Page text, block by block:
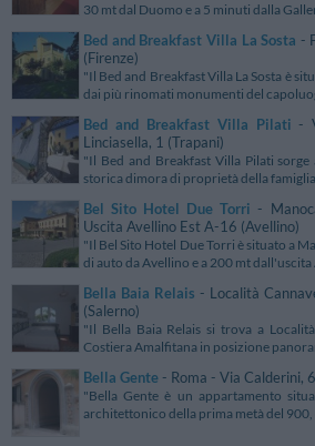
30 mt dal Duomo e a 5 minuti dalla
Bed and Breakfast Villa La Sosta -
(Firenze)
"Il Bed and Breakfast Villa La Sosta è
dai più rinomati monumenti del
Bed and Breakfast Villa Pilati -
Linciasella, 1 (Trapani)
"Il Bed and Breakfast Villa Pilati
storica dimora di proprietà della
Bel Sito Hotel Due Torri -
Uscita Avellino Est A-16 (Avellino)
"Il Bel Sito Hotel Due Torri è situato a
di auto da Avellino e a 200 mt dall'uscita
Bella Baia Relais - Località
(Salerno)
"Il Bella Baia Relais si trova a
Costiera Amalfitana in posizione
Bella Gente - Roma - Via Calderini,
"Bella Gente è un appartamento
architettonico della prima metà del